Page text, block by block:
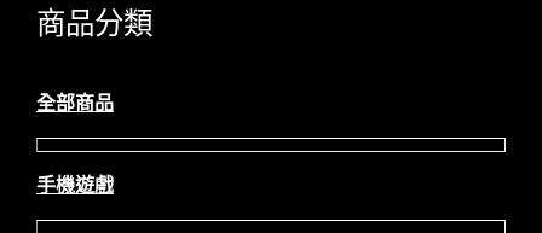
商品分類
全部商品
手機遊戲